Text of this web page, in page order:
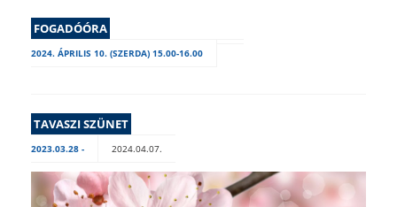
FOGADÓÓRA
2024. ÁPRILIS 10. (SZERDA) 15.00-16.00
TAVASZI SZÜNET
2023.03.28 - 2024.04.07.